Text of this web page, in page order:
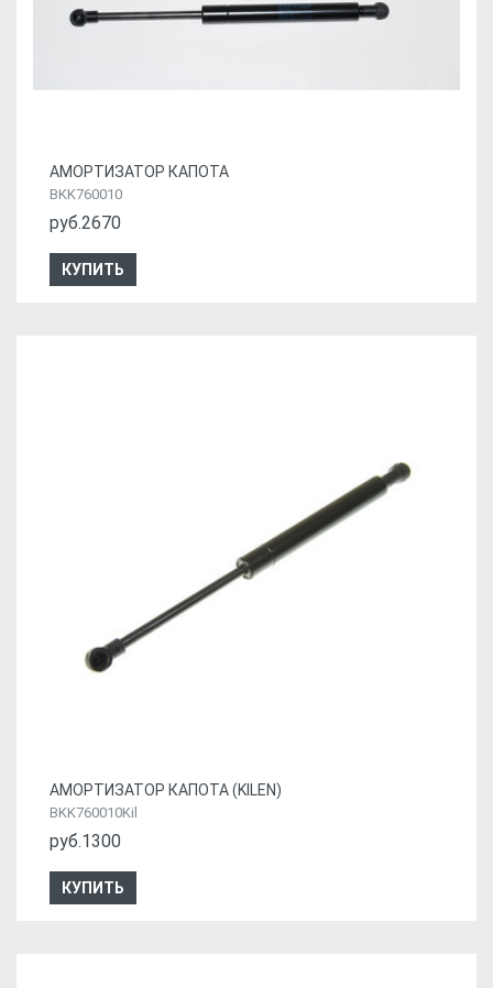
АМОРТИЗАТОР КАПОТА
BKK760010
руб.2670
КУПИТЬ
АМОРТИЗАТОР КАПОТА (KILEN)
BKK760010Kil
руб.1300
КУПИТЬ